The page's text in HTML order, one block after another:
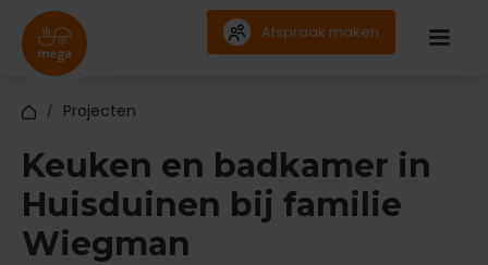
Afspraak maken
/ Projecten
Keuken en badkamer in
Huisduinen bij familie
Wiegman